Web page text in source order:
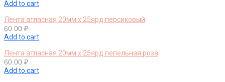
Add to cart
Лента атласная 20мм х 25ярд персиковый
60.00 ₽
Add to cart
Лента атласная 20мм х 25ярд пепельная роза
60.00 ₽
Add to cart